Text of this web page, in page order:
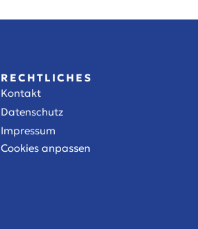
RECHTLICHES
Kontakt
Datenschutz
Impressum
Cookies anpassen